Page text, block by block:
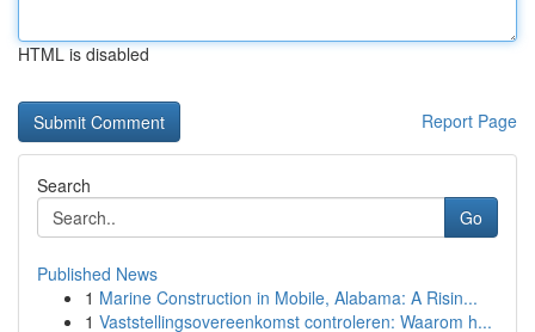
HTML is disabled
Report Page
Search
Go
Published News
1 Marine Construction in Mobile, Alabama: A Risin...
1 Vaststellingsovereenkomst controleren: Waarom h...